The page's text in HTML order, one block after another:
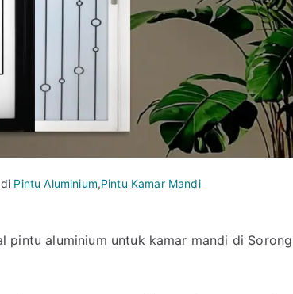
Pintu Aluminium,Pintu Kamar Mandi
pintu aluminium untuk kamar mandi di Sorong